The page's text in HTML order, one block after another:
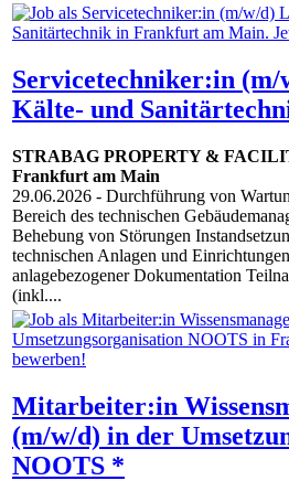
Servicetechniker:in (m/
Kälte- und
STRABAG PROPERTY &
Frankfurt am Main
29.06.2026 - Durchführung von
Bereich des technischen
Behebung von Störungen
technischen Anlagen und
anlagebezogener Dokumentation
(inkl....
Mitarbeiter:in
(m/w/d) in der
NOOTS *